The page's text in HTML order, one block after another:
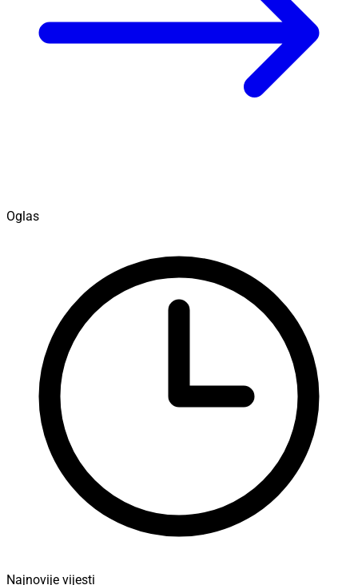
Oglas
Najnovije vijesti